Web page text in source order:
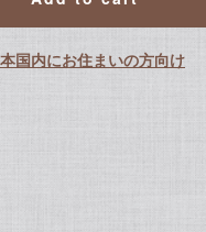
本国内にお住まいの方向け